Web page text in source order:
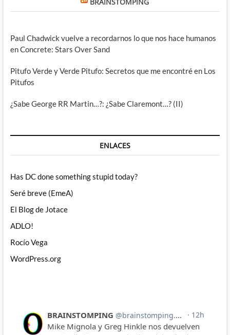
Paul Chadwick vuelve a recordarnos lo que nos hace humanos
en Concrete: Stars Over Sand
Pitufo Verde y Verde Pitufo: Secretos que me encontré en Los
Pitufos
¿Sabe George RR Martin…?: ¿Sabe Claremont…? (II)
ENLACES
Has DC done something stupid today?
Seré breve (EmeA)
El Blog de Jotace
ADLO!
Rocío Vega
WordPress.org